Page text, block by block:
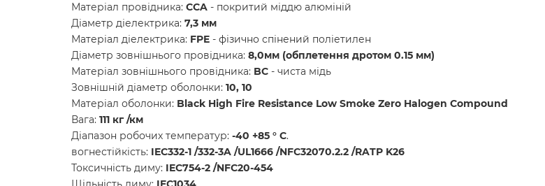
Матеріал провідника: CCA - покритий міддю алюміній
Діаметр діелектрика: 7,3 мм
Матеріал діелектрика: FPE - фізично спінений поліетилен
Діаметр зовнішнього провідника: 8,0мм (обплетення дротом 0.15 мм)
Матеріал зовнішнього провідника: BC - чиста мідь
Зовнішній діаметр оболонки: 10, 10
Матеріал оболонки: Black High Fire Resistance Low Smoke Zero Halogen Compound
Вага: 111 кг /км
Діапазон робочих температур: -40 +85 ° C.
вогнестійкість: IEC332-1 /332-3A /UL1666 /NFC32070.2.2 /RATP K26
Токсичність диму: IEC754-2 /NFC20-454